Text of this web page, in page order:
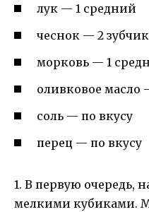
лук — 1 средний
чеснок — 2
морковь — 1
оливковое масло
соль — по вкусу
перец — по вкусу
1. В первую очередь,
мелкими кубиками.